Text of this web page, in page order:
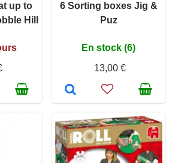
up to
Hill
6 Sorting boxes Jig &
Puz
En stock (6)
13,00 €